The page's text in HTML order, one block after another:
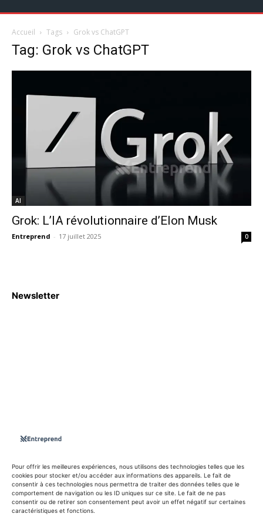
Pour offrir les meilleures expériences, nous utilisons des technologies telles que les
cookies pour stocker et/ou accéder aux informations des appareils. Le fait de
consentir à ces technologies nous permettra de traiter des données telles que le
comportement de navigation ou les ID uniques sur ce site. Le fait de ne pas
consentir ou de retirer son consentement peut avoir un effet négatif sur certaines
caractéristiques et fonctions.
Accueil Tags Grok vs ChatGPT
Tag: Grok vs ChatGPT
AI
Grok: L’IA révolutionnaire d’Elon Musk
Entreprend - 17 juillet 2025 0
info@entreprend.net
Newsletter